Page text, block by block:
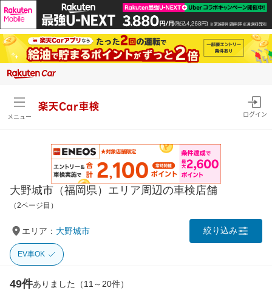
メニュー
楽天Car車検
ログイン
大野城市（福岡県）エリア周辺の車検店舗
（2ページ目）
エリア： 大野城市 絞り込み
EV車OK
49件ありました（11～20件）